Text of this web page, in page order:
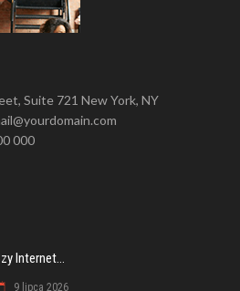
Suite 721 New York, NY
000
Internet...
9 lipca 2026